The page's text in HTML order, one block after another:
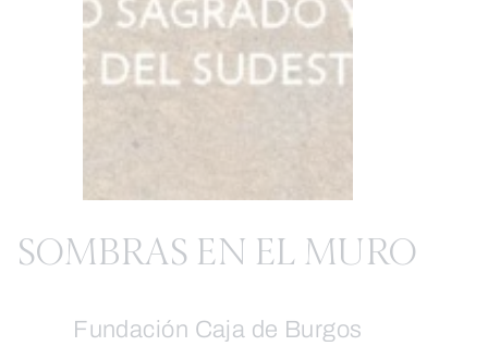
SOMBRAS EN EL MURO
Fundación Caja de Burgos